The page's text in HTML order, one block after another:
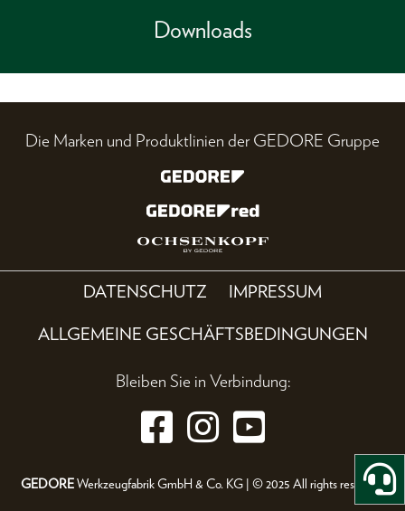
Downloads
Die Marken und Produktlinien der GEDORE Gruppe
DATENSCHUTZ IMPRESSUM
ALLGEMEINE GESCHÄFTSBEDINGUNGEN
Bleiben Sie in Verbindung:
GEDOREWerkzeugfabrik GmbH & Co. KG | © 2025 All rights reserved.